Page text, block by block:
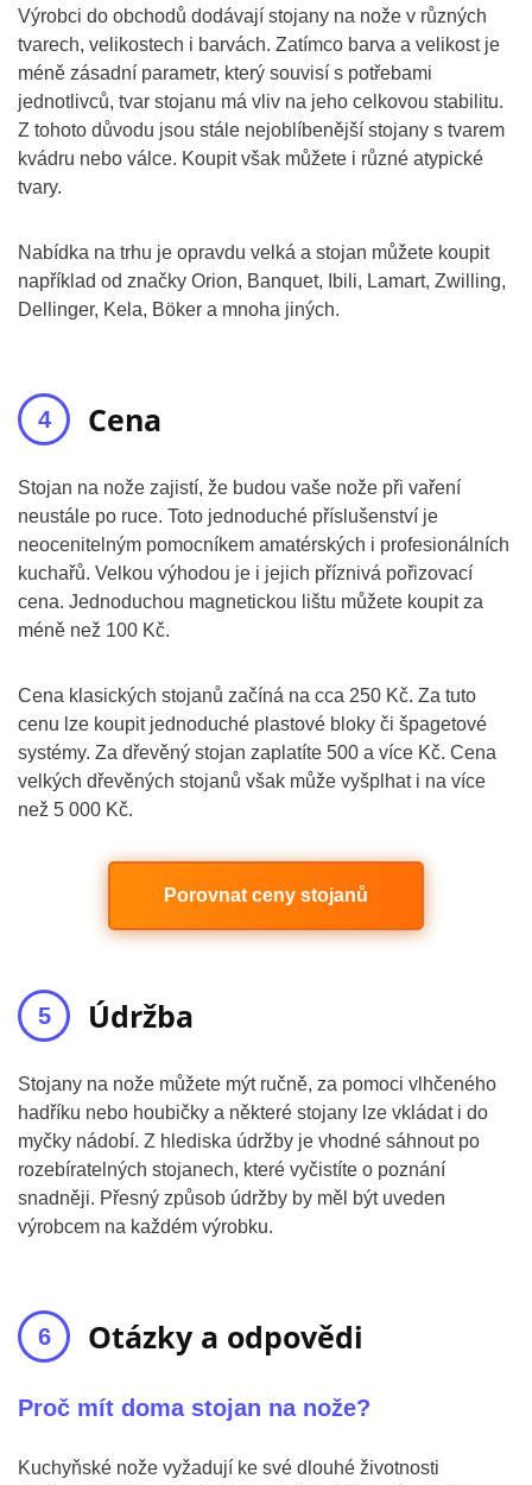
Výrobci do obchodů dodávají stojany na nože v různých
tvarech, velikostech i barvách. Zatímco barva a velikost je
méně zásadní parametr, který souvisí s potřebami
jednotlivců, tvar stojanu má vliv na jeho celkovou stabilitu.
Z tohoto důvodu jsou stále nejoblíbenější stojany s tvarem
kvádru nebo válce. Koupit však můžete i různé atypické
tvary.
Nabídka na trhu je opravdu velká a stojan můžete koupit
například od značky Orion, Banquet, Ibili, Lamart, Zwilling,
Dellinger, Kela, Böker a mnoha jiných.
Cena
Stojan na nože zajistí, že budou vaše nože při vaření
neustále po ruce. Toto jednoduché příslušenství je
neocenitelným pomocníkem amatérských i profesionálních
kuchařů. Velkou výhodou je i jejich příznivá pořizovací
cena. Jednoduchou magnetickou lištu můžete koupit za
méně než 100 Kč.
Cena klasických stojanů začíná na cca 250 Kč. Za tuto
cenu lze koupit jednoduché plastové bloky či špagetové
systémy. Za dřevěný stojan zaplatíte 500 a více Kč. Cena
velkých dřevěných stojanů však může vyšplhat i na více
než 5 000 Kč.
Porovnat ceny stojanů
Údržba
Stojany na nože můžete mýt ručně, za pomoci vlhčeného
hadříku nebo houbičky a některé stojany lze vkládat i do
myčky nádobí. Z hlediska údržby je vhodné sáhnout po
rozebíratelných stojanech, které vyčistíte o poznání
snadněji. Přesný způsob údržby by měl být uveden
výrobcem na každém výrobku.
Otázky a odpovědi
Proč mít doma stojan na nože?
Kuchyňské nože vyžadují ke své dlouhé životnosti